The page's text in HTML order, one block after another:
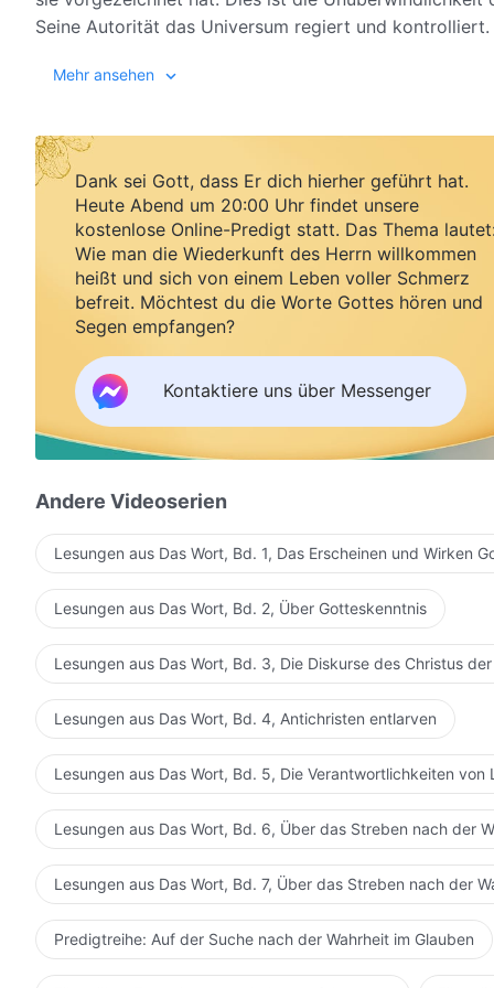
Seine Autorität das Universum regiert und
den Menschen ermöglichen, ohne Störungen immer
und ihr versteht sie, ob oberflächlich oder
Erfahrung und Kenntnis der Wahrheit und eurer
wie sehr du die Worte Gottes erfahren hast, wie gut
die Tiefe deines Verständnisses von Gottes
Souveränität und Anordnungen davon ab, ob die
diese Autorität hat, davon abhängig, ob die
unabhängig von den Umständen; in allen Situationen
und alle Dinge in Übereinstimmung mit Seinen
weil die Menschen sich ändern, es ist unabhängig
Veränderungen in Zeit, Raum und Geographie
der Mensch in der Lage ist, die Souveränität Gottes
unterwerfen, ändert nicht im Geringsten die Tatsache
Schicksal. Das heißt, ganz gleich, welche Haltung
kann die Tatsache einfach nicht ändern, dass Gott
Schicksal; selbst wenn du Seine Souveränität nicht
Autorität und die Tatsache der Souveränität Gottes
menschlichen Willen und ändern sich nicht in
Entscheidungen. Gottes Autorität ist überall, zu jeder
vergehen, verginge Seine Autorität niemals, denn Er
Seine Autorität ist nicht von Menschen, Ereignissen
eingeschränkt oder begrenzt. Zu allen Zeiten übt Gott
Führungsarbeit wie immer fort; zu allen Zeiten
so wie Er es immer tat. Niemand kann dies ändern.
Wahrheit gewesen!
Mehr ansehen
Dank sei Gott, dass Er dich hierher geführt hat.
Heute Abend um 20:00 Uhr findet unsere
kostenlose Online-Predigt statt. Das Thema lautet:
Wie man die Wiederkunft des Herrn willkommen
heißt und sich von einem Leben voller Schmerz
befreit. Möchtest du die Worte Gottes hören und
Segen empfangen?
Kontaktiere uns über Messenger
Andere Videoserien
Lesungen aus Das Wort, Bd. 1, Das Erscheinen und Wirken
Lesungen aus Das Wort, Bd. 2, Über Gotteskenntnis
Lesungen aus Das Wort, Bd. 3, Die Diskurse des Christus
Lesungen aus Das Wort, Bd. 4, Antichristen entlarven
Lesungen aus Das Wort, Bd. 5, Die Verantwortlichkeiten
Lesungen aus Das Wort, Bd. 6, Über das Streben nach der
Lesungen aus Das Wort, Bd. 7, Über das Streben nach der
Predigtreihe: Auf der Suche nach der Wahrheit im Glauben